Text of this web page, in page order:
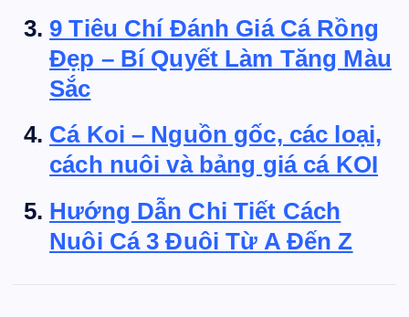
9 Tiêu Chí Đánh Giá Cá Rồng
Đẹp – Bí Quyết Làm Tăng Màu
Sắc
Cá Koi – Nguồn gốc, các loại,
cách nuôi và bảng giá cá KOI
Hướng Dẫn Chi Tiết Cách
Nuôi Cá 3 Đuôi Từ A Đến Z